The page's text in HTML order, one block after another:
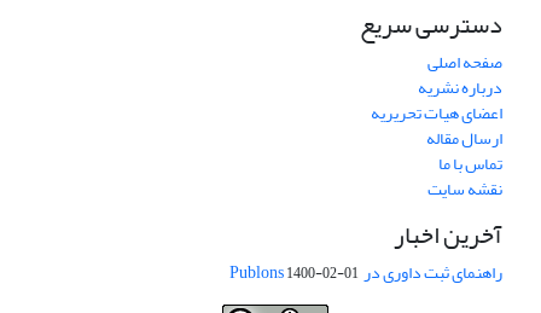
دسترسی سریع
صفحه اصلی
درباره نشریه
اعضای هیات تحریریه
ارسال مقاله
تماس با ما
نقشه سایت
آخرین اخبار
راهنمای ثبت داوری در Publons 1400-02-01